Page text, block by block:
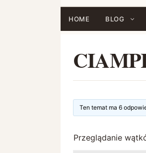
HOME BLOG
Ten temat ma 6
Przeglądanie